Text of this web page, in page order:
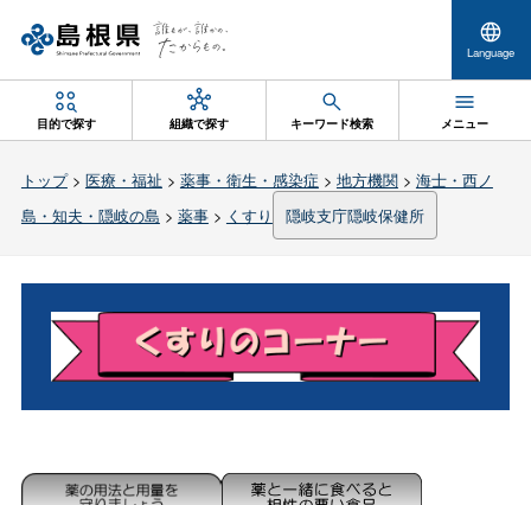
Language
目的で探す 組織で探す キーワード検索 メニュー
トップ> 医療・福祉 > 薬事・衛生・感染症 > 地方機関> 海士・西ノ
島・知夫・隠岐の島 > 薬事> くすり 隠岐支庁隠岐保健所